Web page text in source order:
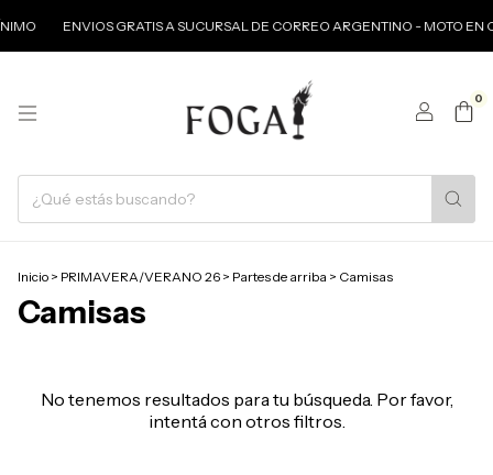
ENVIOS GRATIS A SUCURSAL DE CORREO ARGENTINO - MOTO EN
0
Inicio > PRIMAVERA/VERANO 26 > Partes de arriba > Camisas
Camisas
No tenemos resultados para tu búsqueda. Por favor,
intentá con otros filtros.